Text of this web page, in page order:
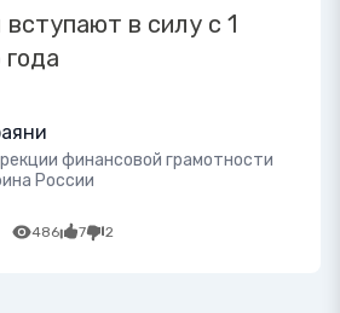
вступают в силу с 1
финансовой грамотности
России
486 7 2